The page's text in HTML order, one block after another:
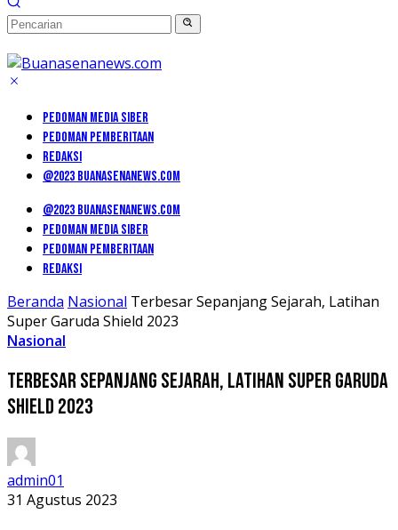
PEDOMAN MEDIA SIBER
PEDOMAN PEMBERITAAN
REDAKSI
@2023 BUANASENANEWS.COM
@2023 BUANASENANEWS.COM
PEDOMAN MEDIA SIBER
PEDOMAN PEMBERITAAN
REDAKSI
Beranda Nasional Terbesar Sepanjang Sejarah, Latihan
Super Garuda Shield 2023
Nasional
Terbesar Sepanjang Sejarah, Latihan Super Garuda
Shield 2023
admin01
31 Agustus 2023